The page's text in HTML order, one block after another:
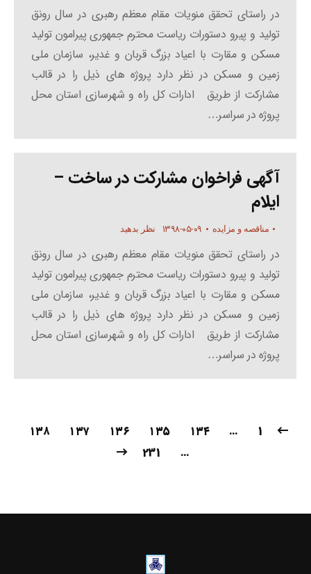
در راستای تحقق منویات مقام معظم رهبری در سال رونق
تولید و پیرو دستورات ریاست محترم جمهوری پیرامون تولید
مسکن و مقارت با اعیاد بزرگ قربان و غدیر، سازمان ملی
زمین و مسکن در نظر دارد پروژه های ذیل را در قالب
مشارکت از طریق ادارات کل راه و شهرسازی استان محل
پروژه در سراسر…
آگهی فراخوان مشارکت در ساخت –
ایلام
مناقصه و مزایده ۱۳۹۸-۰۵-۰۹ نظر بدهید
در راستای تحقق منویات مقام معظم رهبری در سال رونق
تولید و پیرو دستورات ریاست محترم جمهوری پیرامون تولید
مسکن و مقارت با اعیاد بزرگ قربان و غدیر، سازمان ملی
زمین و مسکن در نظر دارد پروژه های ذیل را در قالب
مشارکت از طریق ادارات کل راه و شهرسازی استان محل
پروژه در سراسر…
1
… ۱۳۴ ۱۳۵ ۱۳۶ ۱۳۷
۱۳۸
…
231